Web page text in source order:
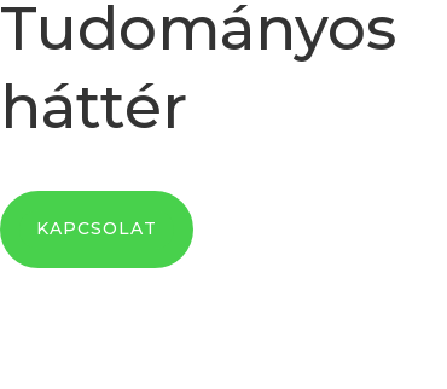
Tudományos
háttér
KAPCSOLAT